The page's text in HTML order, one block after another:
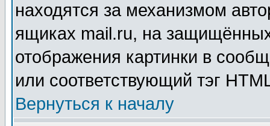
находятся за механизмом
ящиках mail.ru, на
отображения картинки в
или соответствующий тэг
Вернуться к началу